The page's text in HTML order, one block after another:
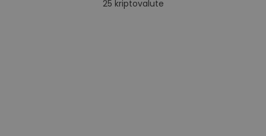
25 kriptovalute